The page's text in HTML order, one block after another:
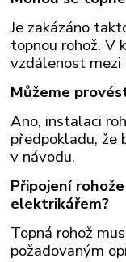
Je zakázáno
topnou rohož. V
vzdálenost mezi
Můžeme
Ano, instalaci
předpokladu, že
v návodu.
Připojení
elektrikářem?
Topná rohož
požadovaným